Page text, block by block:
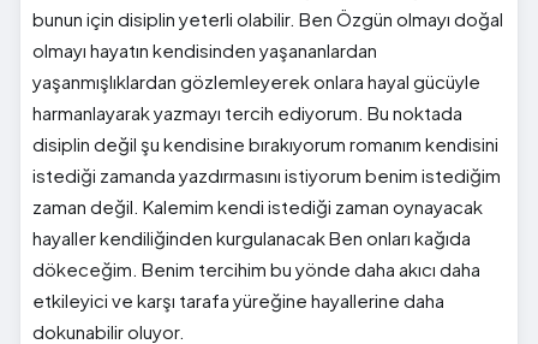
bunun için disiplin yeterli olabilir. Ben Özgün olmayı doğal
olmayı hayatın kendisinden yaşananlardan
yaşanmışlıklardan gözlemleyerek onlara hayal gücüyle
harmanlayarak yazmayı tercih ediyorum. Bu noktada
disiplin değil şu kendisine bırakıyorum romanım kendisini
istediği zamanda yazdırmasını istiyorum benim istediğim
zaman değil. Kalemim kendi istediği zaman oynayacak
hayaller kendiliğinden kurgulanacak Ben onları kağıda
dökeceğim. Benim tercihim bu yönde daha akıcı daha
etkileyici ve karşı tarafa yüreğine hayallerine daha
dokunabilir oluyor.